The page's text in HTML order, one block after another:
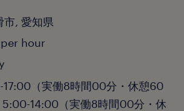
市, 愛知県
hour
17:00（実働8時間00分・休憩60
5:00-14:00（実働8時間00分・休